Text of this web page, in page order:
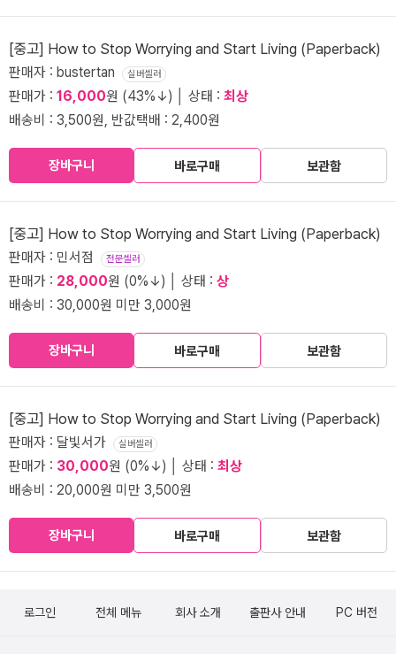
[중고] How to Stop Worrying and Start Living (Paperback)
판매자 : bustertan 실버셀러
판매가 : 16,000원 (43%↓) │ 상태 : 최상
배송비 : 3,500원, 반값택배 : 2,400원
장바구니 바로구매 보관함
[중고] How to Stop Worrying and Start Living (Paperback)
판매자 : 민서점 전문셀러
판매가 : 28,000원 (0%↓) │ 상태 : 상
배송비 : 30,000원 미만 3,000원
장바구니 바로구매 보관함
[중고] How to Stop Worrying and Start Living (Paperback)
판매자 : 달빛서가 실버셀러
판매가 : 30,000원 (0%↓) │ 상태 : 최상
배송비 : 20,000원 미만 3,500원
장바구니 바로구매 보관함
로그인 전체 메뉴 회사 소개 출판사 안내 PC 버전